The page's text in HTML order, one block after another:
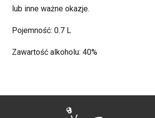
lub inne ważne okazje.
Pojemność: 0.7 L
Zawartość alkoholu: 40%